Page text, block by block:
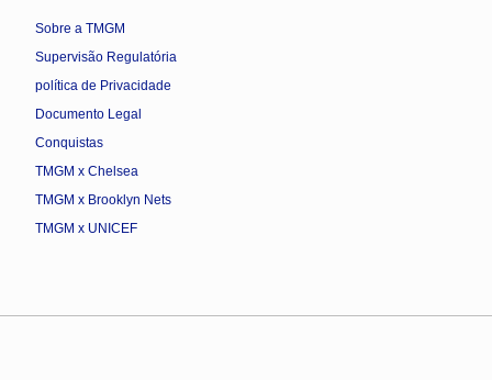
Sobre a TMGM
Supervisão Regulatória
política de Privacidade
Documento Legal
Conquistas
TMGM x Chelsea
TMGM x Brooklyn Nets
TMGM x UNICEF